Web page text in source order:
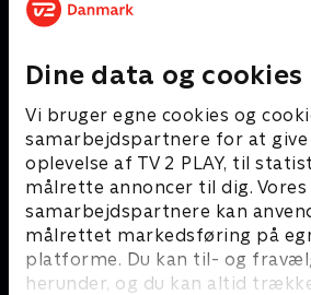
Dine data og cookies
Vi bruger egne cookies og
samarbejdspartnere for at give
oplevelse af TV 2 PLAY, til
målrette annoncer til dig. Vores
samarbejdspartnere kan
målrettet markedsføring på
platforme. Du kan til- og
herunder, og du kan altid
Dansegarderoben
Prisvindende serier fra